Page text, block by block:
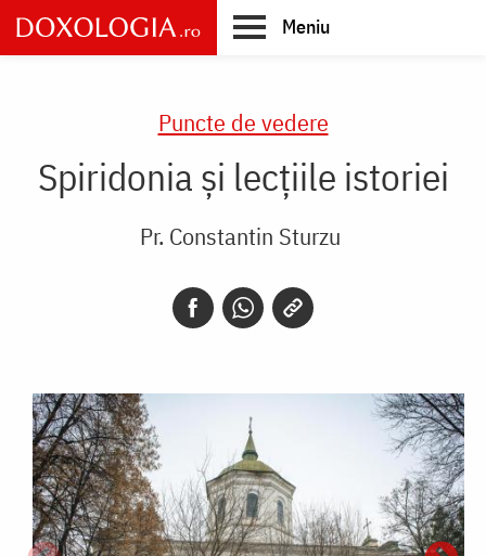
Skip
to
main
Meniu
Puncte de vedere
Spiridonia și lecțiile istoriei
Pr. Constantin Sturzu